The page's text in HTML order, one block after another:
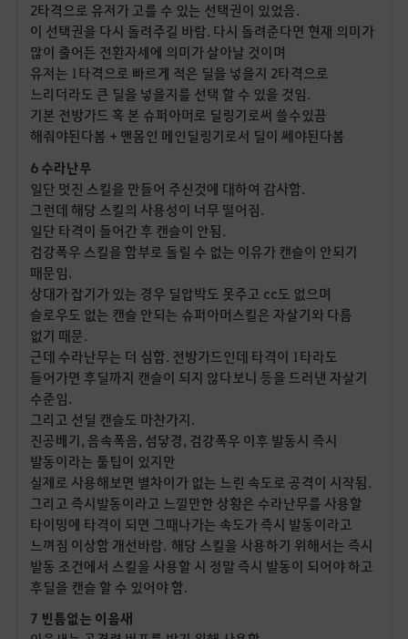
2타격으로 유저가 고를 수 있는 선택권이 있었음.
이 선택권을 다시 돌려주길 바람. 다시 돌려준다면 현재 의미가
많이 줄어든 전환자세에 의미가 살아날 것이며
유저는 1타격으로 빠르게 적은 딜을 넣을지 2타격으로
느리더라도 큰 딜을 넣을지를 선택 할 수 있을 것임.
기본 전방가드 혹 본 슈퍼아머로 딜링기로써 쓸수있끔
해줘야된다봄 + 맨몸인 메인딜링기로서 딜이 쎄야된다봄
6 수라난무
일단 멋진 스킬을 만들어 주신것에 대하여 감사함.
그런데 해당 스킬의 사용성이 너무 떨어짐.
일단 타격이 들어간 후 캔슬이 안됨.
검강폭우 스킬을 함부로 돌릴 수 없는 이유가 캔슬이 안되기
때문임.
상대가 잡기가 있는 경우 딜압박도 못주고 cc도 없으며
슬로우도 없는 캔슬 안되는 슈퍼아머스킬은 자살기와 다름
없기 때문.
근데 수라난무는 더 심함. 전방가드인데 타격이 1타라도
들어가면 후딜까지 캔슬이 되지 않다보니 등을 드러낸 자살기
수준임.
그리고 선딜 캔슬도 마찬가지.
진공베기, 음속폭음, 섬닿경, 검강폭우 이후 발동시 즉시
발동이라는 툴팁이 있지만
실제로 사용해보면 별차이가 없는 느린 속도로 공격이 시작됨.
그리고 즉시발동이라고 느낄만한 상황은 수라난무를 사용할
타이밍에 타격이 되면 그때나가는 속도가 즉시 발동이라고
느껴짐 이상함 개선바람. 해당 스킬을 사용하기 위해서는 즉시
발동 조건에서 스킬을 사용할 시 정말 즉시 발동이 되어야 하고
후딜을 캔슬 할 수 있어야 함.
7 빈틈없는 이음새